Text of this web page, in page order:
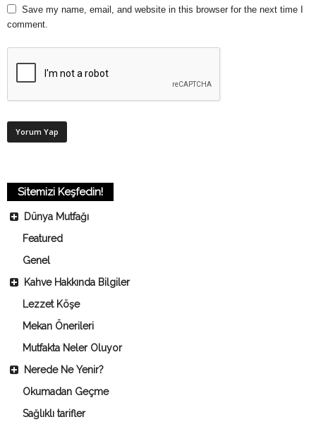
Save my name, email, and website in this browser for the next time I
comment.
Sitemizi Keşfedin!
Dünya Mutfağı
Featured
Genel
Kahve Hakkında Bilgiler
Lezzet Köşe
Mekan Önerileri
Mutfakta Neler Oluyor
Nerede Ne Yenir?
Okumadan Geçme
Sağlıklı tarifler